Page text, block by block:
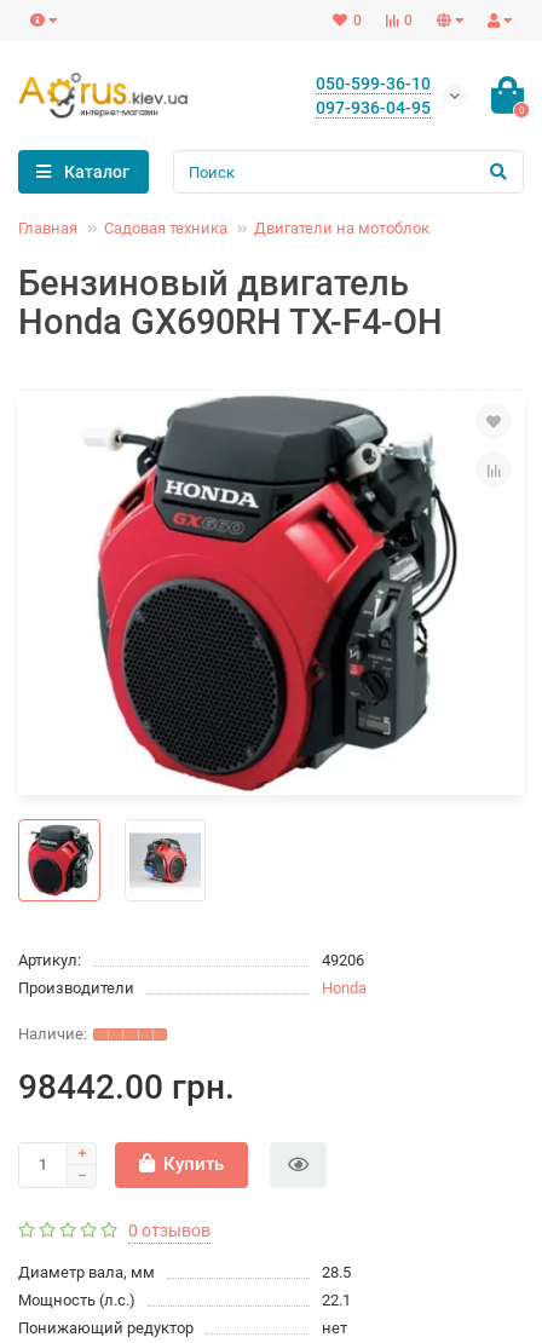
0
0
050-599-36-10
097-936-04-95
0
Каталог
Главная Садовая техника Двигатели на мотоблок
Бензиновый двигатель
Honda GX690RH TX-F4-OH
Артикул:
49206
Производители
Honda
98442.00 грн.
Купить
0 отзывов
Диаметр вала, мм
28.5
Мощность (л.с.)
22.1
Понижающий редуктор
нет